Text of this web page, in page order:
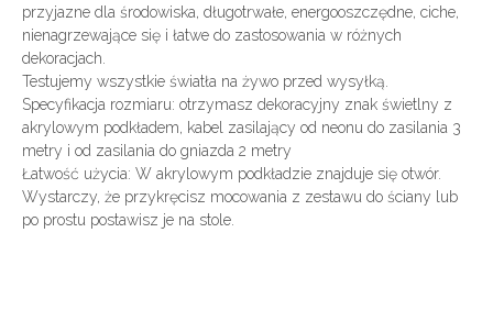
przyjazne dla środowiska, długotrwałe, energooszczędne, ciche,
nienagrzewające się i łatwe do zastosowania w różnych
dekoracjach.
Testujemy wszystkie światła na żywo przed wysyłką.
Specyfikacja rozmiaru: otrzymasz dekoracyjny znak świetlny z
akrylowym podkładem, kabel zasilający od neonu do zasilania 3
metry i od zasilania do gniazda 2 metry
Łatwość użycia: W akrylowym podkładzie znajduje się otwór.
Wystarczy, że przykręcisz mocowania z zestawu do ściany lub
po prostu postawisz je na stole.